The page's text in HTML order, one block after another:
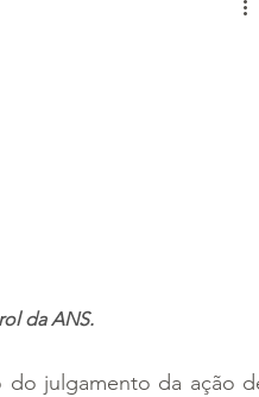
da ANS.
julgamento da ação